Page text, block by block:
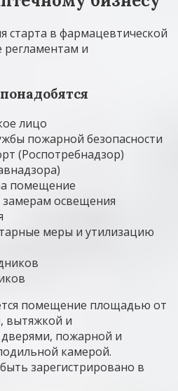
старта в фармацевтической
регламентам и
лицо
пожарной безопасности
(Роспотребнадзор)
помещение
освещения
меры и утилизацию
помещение площадью от
вытяжкой и
пожарной и
камерой.
зарегистрировано в